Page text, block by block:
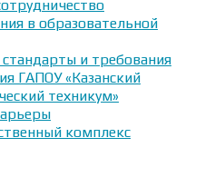
в образовательной
и требования
ГАПОУ «Казанский
техникум»
комплекс